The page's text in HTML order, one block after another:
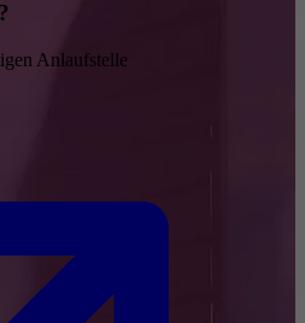
Anlaufstelle